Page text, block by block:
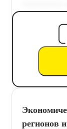
регионов